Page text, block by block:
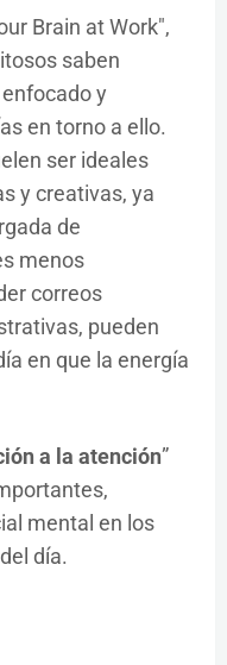
Brain at Work",
saben
y
en torno a ello.
ser ideales
y creativas, ya
de
menos
correos
pueden
en que la energía
a la atención”
mental en los
día.